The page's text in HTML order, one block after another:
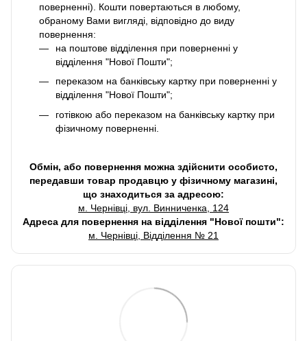
поверненні). Кошти повертаються в любому,
обраному Вами вигляді, відповідно до виду
повернення:
на поштове відділення при поверненні у
відділення "Нової Пошти";
переказом на банківську картку при поверненні у
відділення "Нової Пошти";
готівкою або переказом на банківську картку при
фізичному поверненні.
Обмін, або повернення можна здійснити особисто,
передавши товар продавцю у фізичному магазині,
що знаходиться за адресою:
м. Чернівці, вул. Винниченка, 124
Адреса для повернення на відділення "Нової пошти":
м. Чернівці, Відділення № 21